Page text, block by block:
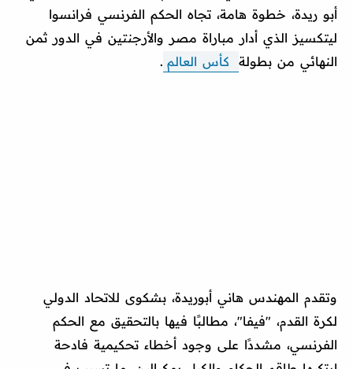
أبو ريدة، خطوة هامة، تجاه الحكم الفرنسي فرانسوا
ليتكسيز الذي أدار مباراة مصر والأرجنتين في الدور ثمن
النهائي من بطولة
كأس العالم .
وتقدم المهندس هاني أبوريدة، بشكوى للاتحاد الدولي
لكرة القدم، "فيفا"، مطالبًا فيها بالتحقيق مع الحكم
الفرنسي، مشددًا على وجود أخطاء تحكيمية فادحة